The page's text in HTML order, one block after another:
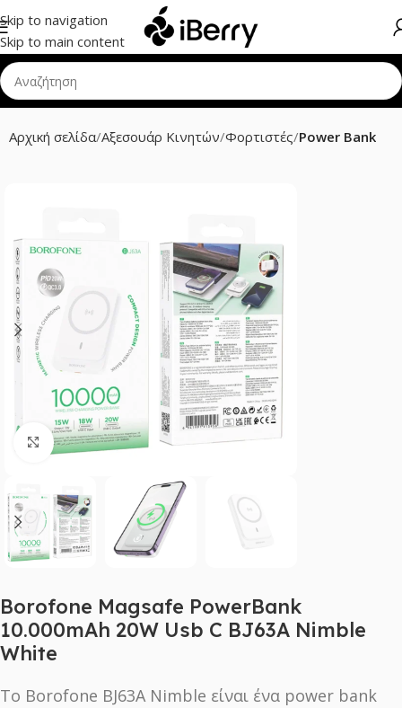
Skip to navigation
Skip to main content
Αρχική σελίδα Αξεσουάρ Κινητών Φορτιστές Power Bank
Click to enlarge
Borofone Magsafe PowerBank
10.000mAh 20W Usb C BJ63A Nimble
White
Το Borofone BJ63A Nimble είναι ένα power bank